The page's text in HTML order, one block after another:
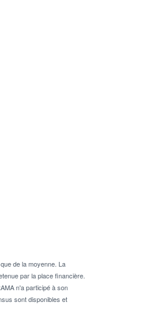
de la moyenne. La
par la place financière.
n'a participé à son
sont disponibles et